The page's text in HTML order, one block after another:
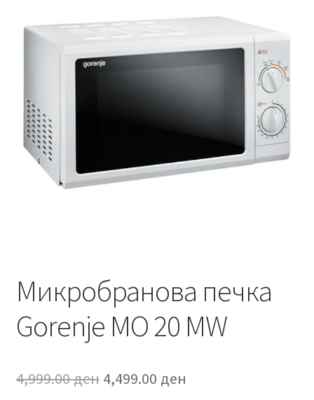
Рекламации и замена на производ
Услови за користење
Микробранова печка
Gorenje MO 20 MW
4,999.00ден Original
4,499.00 ден